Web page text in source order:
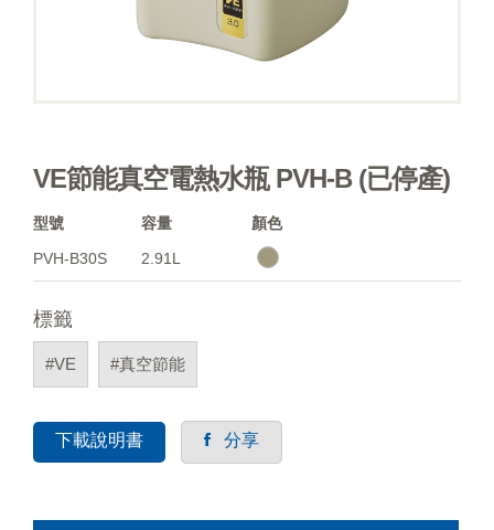
VE節能真空電熱水瓶 PVH-B (已停產)
型號 容量
顏色
PVH-B30S
2.91L
標籤
#VE #真空節能
下載說明書 分享